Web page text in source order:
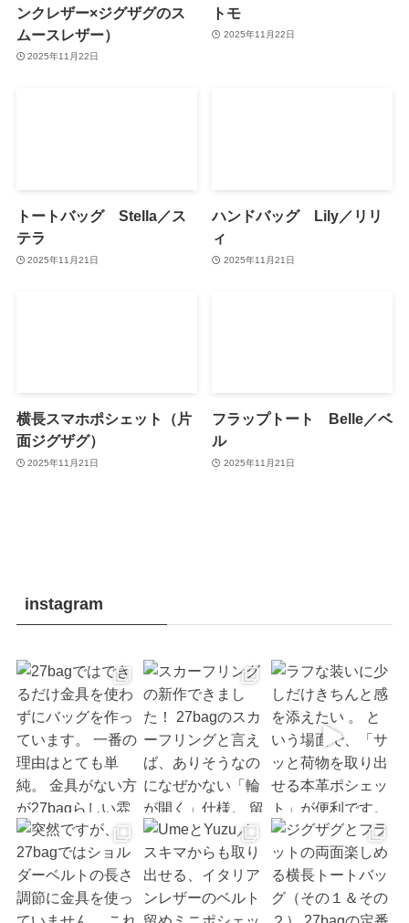
ンクレザー×ジグザグのス
ムースレザー）
2025年11月22日
トモ
2025年11月22日
トートバッグ Stella／ス
テラ
2025年11月21日
ハンドバッグ Lily／リリ
ィ
2025年11月21日
横長スマホポシェット（片
面ジグザグ）
2025年11月21日
フラップトート Belle／ベ
ル
2025年11月21日
instagram